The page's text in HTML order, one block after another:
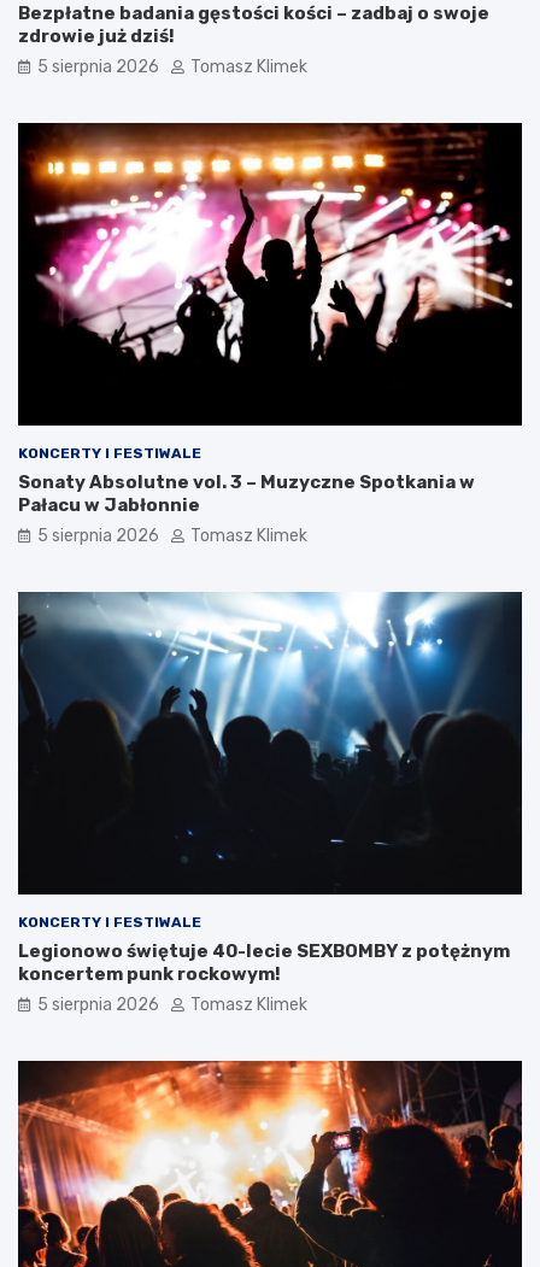
Bezpłatne badania gęstości kości – zadbaj o swoje
zdrowie już dziś!
5 sierpnia 2026 Tomasz Klimek
KONCERTY I FESTIWALE
Sonaty Absolutne vol. 3 – Muzyczne Spotkania w
Pałacu w Jabłonnie
5 sierpnia 2026 Tomasz Klimek
KONCERTY I FESTIWALE
Legionowo świętuje 40-lecie SEXBOMBY z potężnym
koncertem punk rockowym!
5 sierpnia 2026 Tomasz Klimek